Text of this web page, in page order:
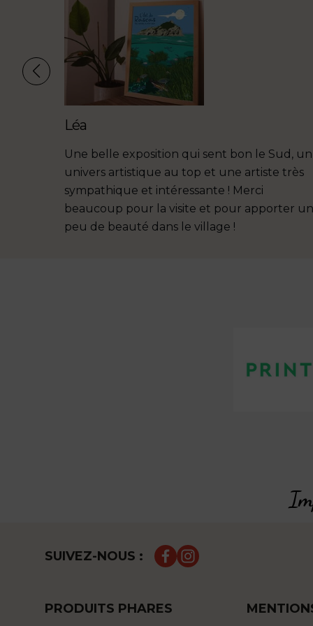
!!!
Léa
Une belle exposition qui sent bon le Sud, un
univers artistique au top et une artiste très
sympathique et intéressante ! Merci
beaucoup pour la visite et pour apporter un
peu de beauté dans le village !
SUIVEZ-NOUS :
PRODUITS PHARES